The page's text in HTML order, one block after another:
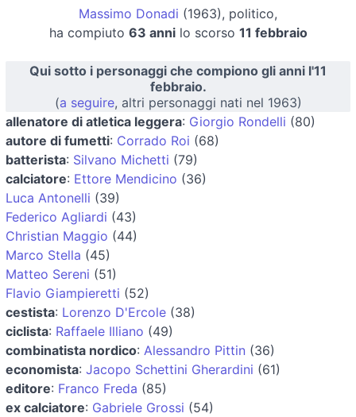
Massimo Donadi (1963), politico,
ha compiuto 63 annilo scorso 11 febbraio
Qui sotto i personaggi che compiono gli anni l'11
febbraio.
(a seguire, altri personaggi nati nel 1963)
allenatore di atletica leggera: Giorgio Rondelli (80)
autore di fumetti: Corrado Roi (68)
batterista: Silvano Michetti (79)
calciatore: Ettore Mendicino (36)
Luca Antonelli (39)
Federico Agliardi (43)
Christian Maggio (44)
Marco Stella (45)
Matteo Sereni (51)
Flavio Giampieretti (52)
cestista: Lorenzo D'Ercole (38)
ciclista: Raffaele Illiano (49)
combinatista nordico: Alessandro Pittin (36)
economista: Jacopo Schettini Gherardini (61)
editore: Franco Freda (85)
ex calciatore: Gabriele Grossi (54)